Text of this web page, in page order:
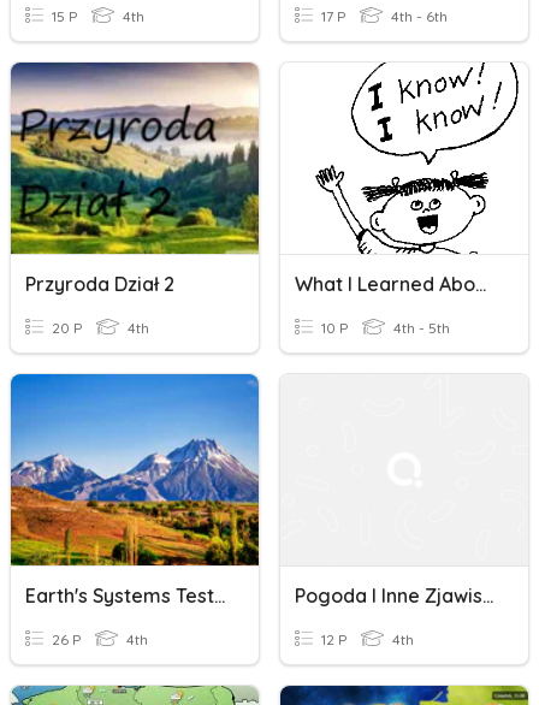
15 P 4th 17 P 4th - 6th
Przyroda Dział 2
20 P 4th
What I Learned About The Circulatory System!
10 P 4th - 5th
Earth's Systems Test Part I
26 P 4th
Pogoda I Inne Zjawiska Pogodowe
12 P 4th